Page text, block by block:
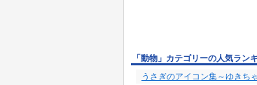
「動物」カテゴリーの人気ラン
うさぎのアイコン集～ゆきち